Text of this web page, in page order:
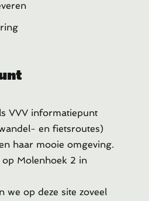
VVV informatiepunt
en fietsroutes)
haar mooie omgeving.
Molenhoek 2 in
we op deze site zoveel